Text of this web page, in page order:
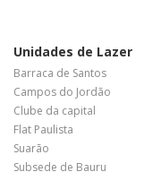
Unidades de Lazer
Barraca de Santos
Campos do Jordão
Clube da capital
Flat Paulista
Suarão
Subsede de Bauru